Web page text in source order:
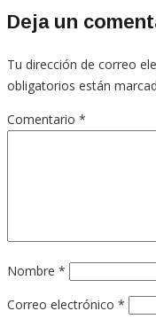
Deja un
Tu dirección de correo
obligatorios están
Comentario *
Nombre *
Correo electrónico *